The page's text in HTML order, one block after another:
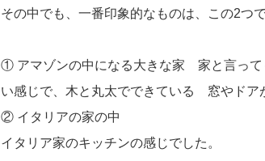
その中でも、一番印象的なものは、この2つで
① アマゾンの中になる大きな家 家と言っ
い感じで、木と丸太でできている 窓やドア
② イタリアの家の中
イタリア家のキッチンの感じでした。